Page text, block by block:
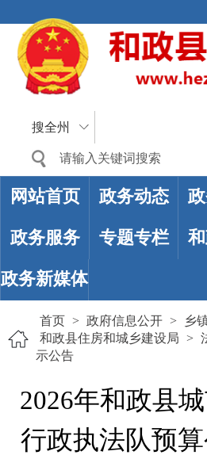
搜全州
网站首页 政务动态
政务服务 专题专栏
政务新媒体
首页 > 政府信息公开 > 乡
和政县住房和城乡建设局 >
示公告
2026年和政县
行政执法队预